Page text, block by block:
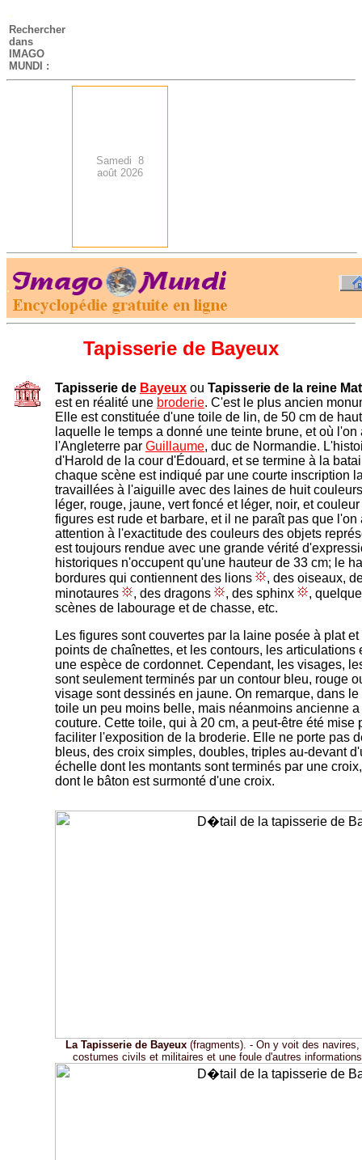
-
Rechercher
dans
IMAGO
MUNDI :
Samedi 8
août 2026
.
Tapisserie de Bayeux
Tapisserie de Bayeux ou Tapisserie de la reine
est en réalité une broderie. C'est le plus ancien
Elle est constituée d'une toile de lin, de 50 cm de
laquelle le temps a donné une teinte brune, et où
l'Angleterre par Guillaume, duc de Normandie.
d'Harold de la cour d'Édouard, et se termine à la
chaque scène est indiqué par une courte inscription
travaillées à l'aiguille avec des laines de huit
léger, rouge, jaune, vert foncé et léger, noir, et
figures est rude et barbare, et il ne paraît pas que
attention à l'exactitude des couleurs des objets
est toujours rendue avec une grande vérité
historiques n'occupent qu'une hauteur de 33 cm; le
bordures qui contiennent des lions
, des oiseaux,
minotaures
, des dragons , des sphinx
,
scènes de labourage et de chasse, etc.
Les figures sont couvertes par la laine posée à plat
points de chaînettes, et les contours, les articulations
une espèce de cordonnet. Cependant, les visages,
sont seulement terminés par un contour bleu, rouge
visage sont dessinés en jaune. On remarque, dans
toile un peu moins belle, mais néanmoins ancienne
couture. Cette toile, qui à 20 cm, a peut-être été mise
faciliter l'exposition de la broderie. Elle ne porte pas
bleus, des croix simples, doubles, triples au-devant
échelle dont les montants sont terminés par une
dont le bâton est surmonté d'une croix.
-
La Tapisserie de Bayeux (fragments). - On y voit des
costumes civils et militaires et une foule d'autres